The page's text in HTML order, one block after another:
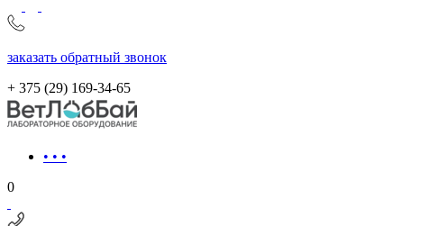
заказать обратный звонок
+ 375 (29) 169-34-65
• • •
0